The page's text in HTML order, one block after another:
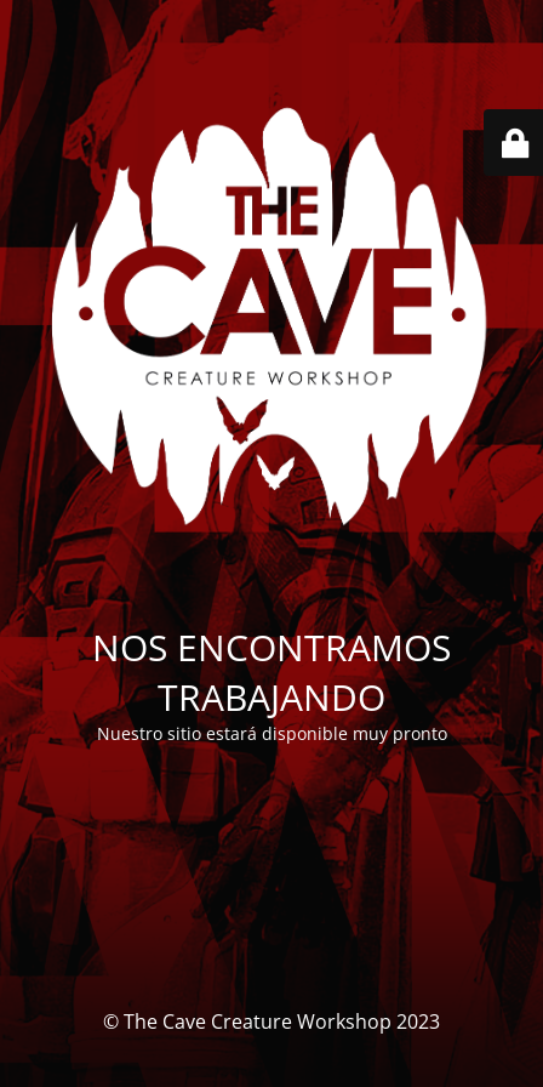
NOS ENCONTRAMOS
TRABAJANDO
Nuestro sitio estará disponible muy pronto
© The Cave Creature Workshop 2023